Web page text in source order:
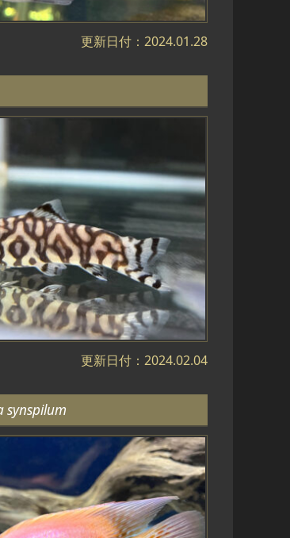
更新日付：2024.01.28
更新日付：2024.02.04
synspilum